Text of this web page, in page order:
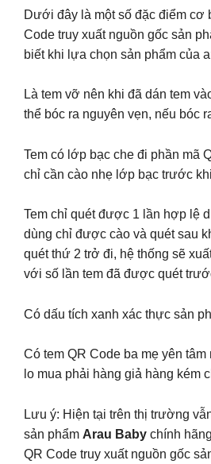
Dưới đây là một số đặc điểm cơ
Code truy xuất nguồn gốc sản
biết khi lựa chọn sản phẩm của
Là tem vỡ nên khi đã dán tem
thể bóc ra nguyên vẹn, nếu bóc
Tem có lớp bạc che đi phần mã
chỉ cần cào nhẹ lớp bạc trước
Tem chỉ quét được 1 lần hợp lệ
dùng chỉ được cào và quét sau
quét thứ 2 trở đi, hệ thống sẽ
với số lần tem đã được quét
Có dấu tích xanh xác thực sản
Có tem QR Code ba mẹ yên
lo mua phải hàng giả hàng kém
Lưu ý: Hiện tại trên thị trường
sản phẩm Arau Baby chính
QR Code truy xuất nguồn gốc